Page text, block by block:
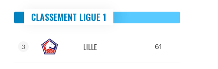
CLASSEMENT LIGUE 1
3 LILLE 61